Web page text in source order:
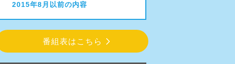
2015年8月以前の内容
番組表はこちら